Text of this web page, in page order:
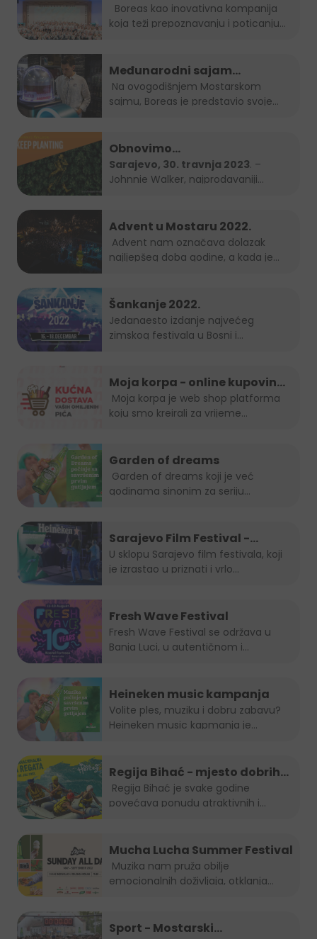
koja teži prepoznavanju i poticanju
Međunarodni sajam
gospodarstva Mostar 2023.
sajmu, Boreas je predstavio svoje
Obnovimo
bosanskohercegovačke šume
zajedno – Keep Planting
Sarajevo, 30. travnja 2023. –
Johnnie Walker, najprodavaniji
Advent u Mostaru 2022.
najljepšeg doba godine, a kada je
Šankanje 2022.
Jedanaesto izdanje najvećeg
zimskog festivala u Bosni i
Moja korpa - online kupovina
je uvijek in!
koju smo kreirali za vrijeme...
Garden of dreams
godinama sinonim za seriju
Sarajevo Film Festival -
Summer Lounge
U sklopu Sarajevo film festivala, koji
je izrastao u priznati i vrlo...
Fresh Wave Festival
Fresh Wave Festival se održava u
Banja Luci, u autentičnom i...
Heineken music kampanja
Volite ples, muziku i dobru zabavu?
Heineken music kapmanja je...
Regija Bihać - mjesto dobrih
evenata
povećava ponudu atraktivnih i...
Mucha Lucha Summer Festival
emocionalnih doživljaja, otklanja
Sport - Mostarski